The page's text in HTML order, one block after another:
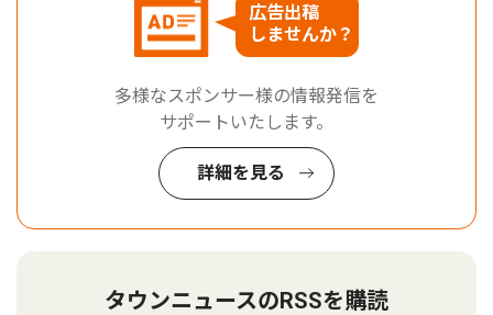
広告出稿
しませんか？
多様なスポンサー様の情報発信を
サポートいたします。
詳細を見る
タウンニュースのRSSを購読